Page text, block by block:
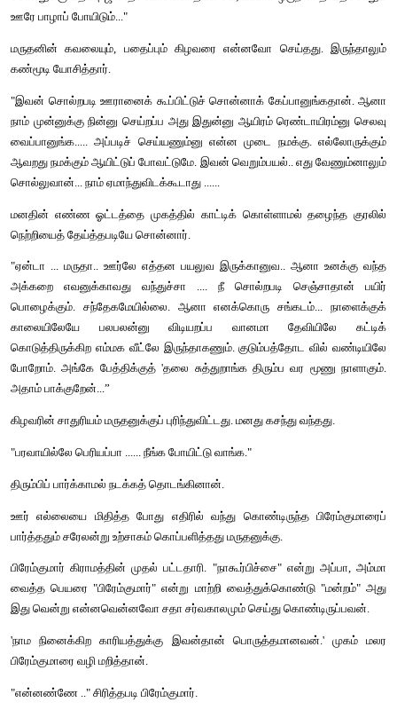
கிழவிக்கு எழுபது வயதிருக்கும். அதைவிட ஐந்து வயதாவது
மருதனின் மனத்திற்குள் ஆச்சரியம் பூத்தது.
கிழவன் காளியப்பன்தான் ஊரிலேயே பெரிய மிராசு. ஏராள நிலம்
ஆள் மாகானம் என்ற அமோக வாழ்க்கை . இதுவே
இந்நேரம் ஈசிச் சேரில் சாய்ந்தபடி வெற்றிலை
பேசிக்கொண்டிருப்பான். கிழவனால் அப்படி முடியாது.
" பெரியப்பா ....!"
குரல் கேட்டு, கோவணக்கட்டும், தலையில் முண்டாசுமாய் இருந்த
மறைத்த பூவரசக் கிளைகளை ஒதுக்கிக் குனிந்து பார்த்தார்.
"யாரது..."
"நான்தான்.. மருதன்"
" என்ன டா ..."
" வடக்கேயிருக்கும் எட்டூரு தண்ணியும் நம்மூரு வழியாத்தானே
மேற்கொண்டு மழை பேயணும் கூட
பயிரும் தோகையாடுது. எல்லாமே அப்புறம் தண்ணிக்குள்ளதான்."
“வாஸ்தவம்தான்.... அதுக்கு என்னை என்ன பண்ணச்
செஞ்சோமோ இந்த ஊர்ல வந்து பொறந்து
"பாவ புண்ணியமெல்லாம் அப்புறமா பேசிக்கலாம் பெரியப்பா...
இன்னைக்கு ராத்திரி நம்ம ஊர்க்காரர்களை ஒண்ணு கூட்டி